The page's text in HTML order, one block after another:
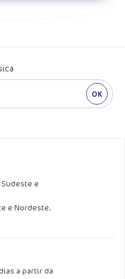
OK
Sudeste e
e Nordeste.
a partir da